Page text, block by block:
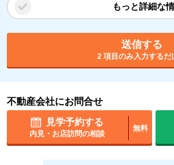
もっと詳細な
送信する
2 項目のみ入力するだ
不動産会社にお問合せ
見学予約する
内見・お店訪問の相談
無料